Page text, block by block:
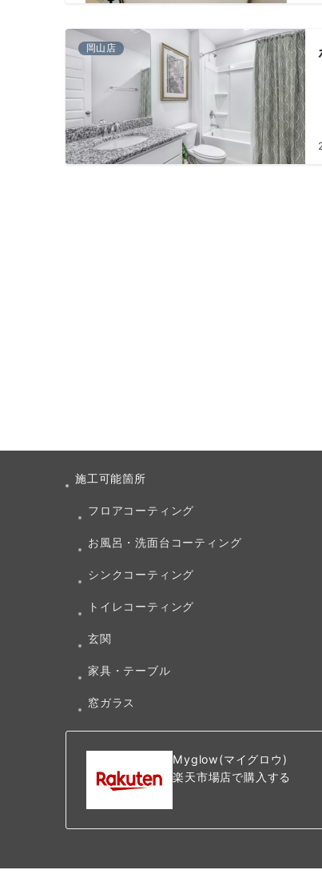
岡山店
施工可能箇所
フロアコーティング
お風呂・洗面台コーティング
シンクコーティング
トイレコーティング
玄関
家具・テーブル
窓ガラス
Myglow(マイグロウ)
楽天市場店で購入する